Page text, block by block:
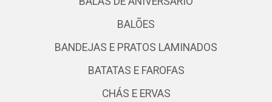
BALÕES
BANDEJAS E PRATOS LAMINADOS
BATATAS E FAROFAS
CHÁS E ERVAS